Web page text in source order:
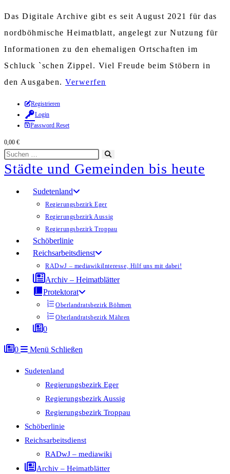
Das Digitale Archive gibt es seit August 2021 für das
nordböhmische Heimatblatt, angelegt zur Nutzung für
Informationen zu den ehemaligen Ortschaften im
Schluck `schen Zippel. Viel Freude beim Stöbern in
den Ausgaben. Verwerfen
Zum
Inhalt
springen
Registrieren
Login
Password Reset
0,00 €
Diese
Website
durchsuchen
starten
Städte und Gemeinden bis heute
Sudetenland
Regierungsbezirk Eger
Regierungsbezirk Aussig
Regierungsbezirk Troppau
Schöberlinie
Reichsarbeitsdienst
RADwJ – mediawikiInteresse, Hilf uns mit dabei!
Archiv – Heimatblätter
Protektorat
Oberlandratsbezirk Böhmen
Oberlandratsbezirk Mähren
0
0 Menü Schließen
Sudetenland
Regierungsbezirk Eger
Regierungsbezirk Aussig
Regierungsbezirk Troppau
Schöberlinie
Reichsarbeitsdienst
RADwJ – mediawiki
Archiv – Heimatblätter